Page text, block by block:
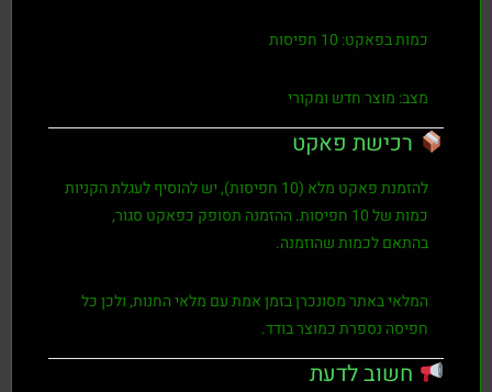
כמות בפאקט:10 חפיסות
מצב:מוצר חדש ומקורי
רכישת פאקט
להזמנת פאקט מלא (10 חפיסות), יש להוסיף לעגלת הקניות
כמות של10 חפיסות
. ההזמנה תסופק כפאקט סגור,
בהתאם לכמות שהוזמנה.
המלאי באתר מסונכרן בזמן אמת עם מלאי החנות, ולכן כל
חפיסה נספרת כמוצר בודד.
חשוב לדעת